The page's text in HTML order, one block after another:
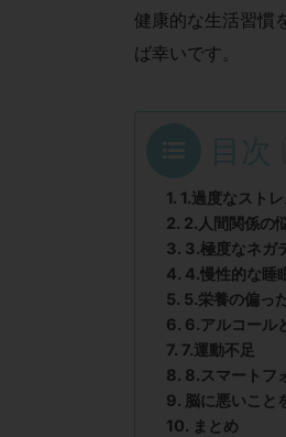
健康的な生活習慣
ば幸いです。
1.過度なストレ
2.人間関係の
3.極度なネガ
4.慢性的な睡
5.栄養の偏っ
6.アルコール
7.運動不足
8.スマートフ
脳に悪いこと
まとめ